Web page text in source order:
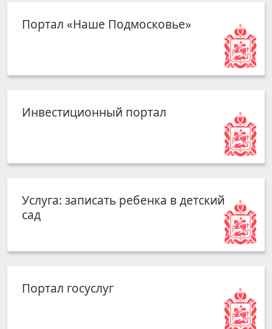
Портал «Наше Подмосковье»
Инвестиционный портал
Услуга: записать ребенка в детский
сад
Портал госуслуг